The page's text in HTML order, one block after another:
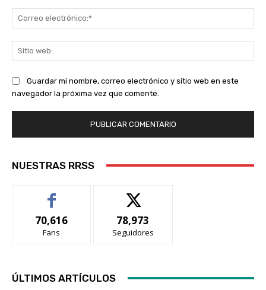
Guardar mi nombre, correo electrónico y sitio web en este
navegador la próxima vez que comente.
NUESTRAS RRSS
70,616
Fans
78,973
Seguidores
ÚLTIMOS ARTÍCULOS